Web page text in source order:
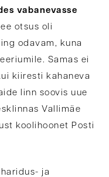
vabanevasse
otsus oli
odavam, kuna
Samas ei
kiiresti kahaneva
linn soovis uue
Vallimäe
koolihoonet Posti
ja